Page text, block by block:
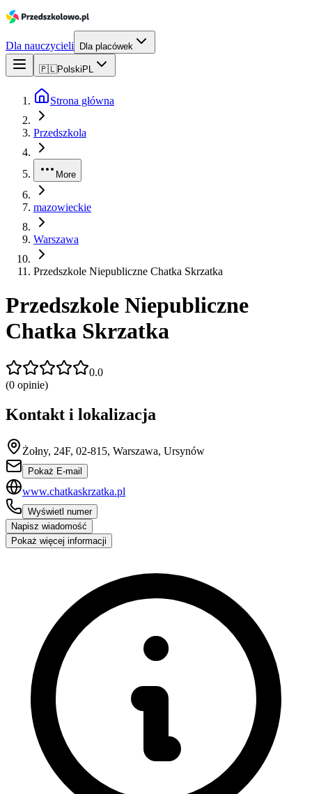
Dla nauczycieli Dla placówek
🇵🇱Polski PL
Strona główna
Przedszkola
More
mazowieckie
Warszawa
Przedszkole Niepubliczne Chatka Skrzatka
Przedszkole Niepubliczne
Chatka Skrzatka
0.0
(0 opinie)
Kontakt i lokalizacja
Żołny, 24F, 02-815, Warszawa, Ursynów
Pokaż E-mail
www.chatkaskrzatka.pl
Wyświetl numer
Napisz wiadomość
Pokaż więcej informacji